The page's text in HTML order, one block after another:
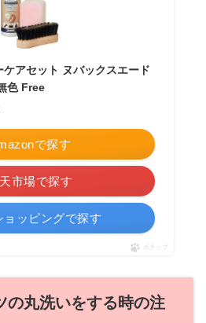
アセット ヌバックスエード
色 Free
で探す
市場で探す
ョッピングで探す
ポチップ
の丸洗いをする時の注